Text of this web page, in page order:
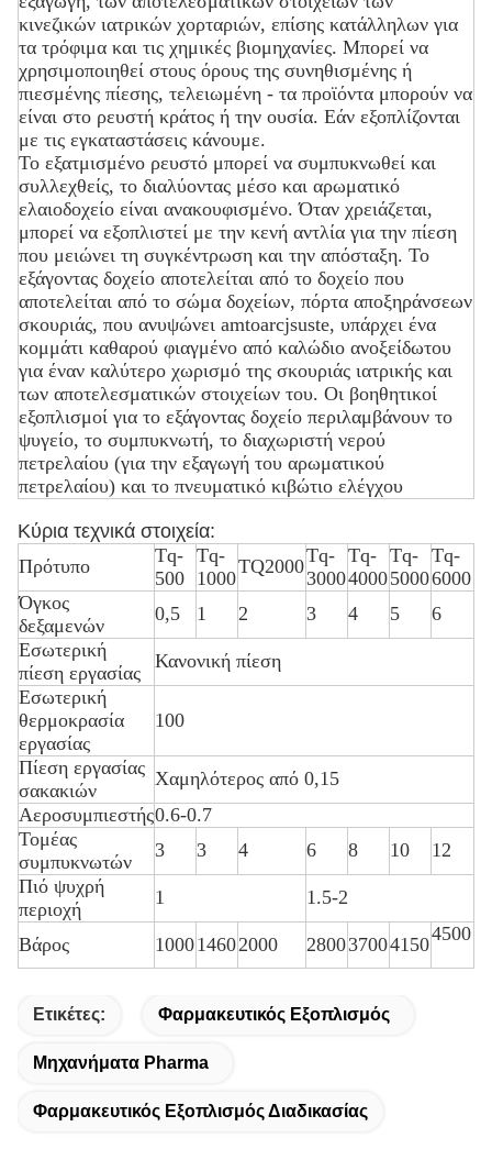
κινεζικών ιατρικών χορταριών, επίσης κατάλληλων για
τα τρόφιμα και τις χημικές βιομηχανίες. Μπορεί να
χρησιμοποιηθεί στους όρους της συνηθισμένης ή
πιεσμένης πίεσης, τελειωμένη - τα προϊόντα μπορούν να
είναι στο ρευστή κράτος ή την ουσία. Εάν εξοπλίζονται
με τις εγκαταστάσεις κάνουμε.
Το εξατμισμένο ρευστό μπορεί να συμπυκνωθεί και
συλλεχθείς, το διαλύοντας μέσο και αρωματικό
ελαιοδοχείο είναι ανακουφισμένο. Όταν χρειάζεται,
μπορεί να εξοπλιστεί με την κενή αντλία για την πίεση
που μειώνει τη συγκέντρωση και την απόσταξη. Το
εξάγοντας δοχείο αποτελείται από το δοχείο που
αποτελείται από το σώμα δοχείων, πόρτα αποξηράνσεων
σκουριάς, που ανυψώνει amtoarcjsuste, υπάρχει ένα
κομμάτι καθαρού φιαγμένο από καλώδιο ανοξείδωτου
για έναν καλύτερο χωρισμό της σκουριάς ιατρικής και
των αποτελεσματικών στοιχείων του. Οι βοηθητικοί
εξοπλισμοί για το εξάγοντας δοχείο περιλαμβάνουν το
ψυγείο, το συμπυκνωτή, το διαχωριστή νερού
πετρελαίου (για την εξαγωγή του αρωματικού
πετρελαίου) και το πνευματικό κιβώτιο ελέγχου
Κύρια τεχνικά στοιχεία:
Πρότυπο
Tq-
500
Tq-
1000
TQ2000Tq-
3000
Tq-
4000
Tq-
5000
Tq-
6000
Όγκος
δεξαμενών
0,5 1 2 3 4 5
6
Εσωτερική
πίεση εργασίας
Κανονική πίεση
Εσωτερική
θερμοκρασία
εργασίας
100
Πίεση εργασίας
σακακιών
Χαμηλότερος από 0,15
Αεροσυμπιεστής0.6-0.7
Τομέας
συμπυκνωτών
3 3 4 6 8 10
12
Πιό ψυχρή
περιοχή
1 1.5-2
Βάρος 100014602000 2800370041504500
Ετικέτες: Φαρμακευτικός Εξοπλισμός
Μηχανήματα Pharma
Φαρμακευτικός Εξοπλισμός Διαδικασίας